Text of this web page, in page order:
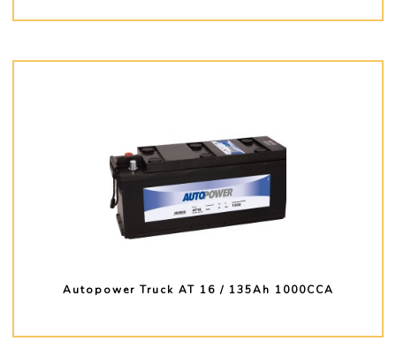
Autopower Truck AT 16 / 135Ah 1000CCA